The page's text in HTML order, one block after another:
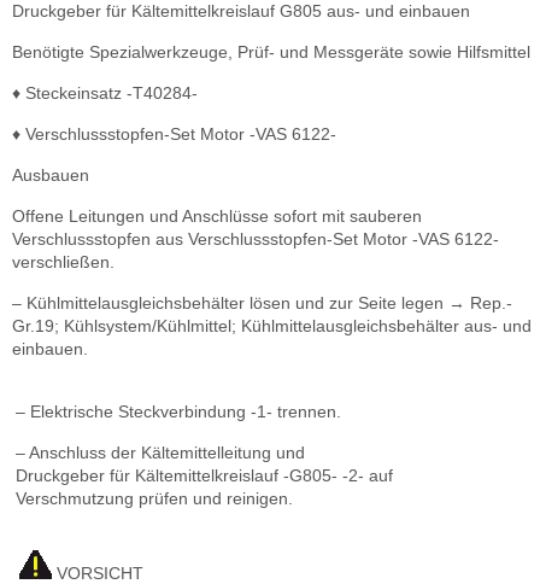
Druckgeber für Kältemittelkreislauf G805 aus- und einbauen
Benötigte Spezialwerkzeuge, Prüf- und Messgeräte sowie Hilfsmittel
♦ Steckeinsatz -T40284-
♦ Verschlussstopfen-Set Motor -VAS 6122-
Ausbauen
Offene Leitungen und Anschlüsse sofort mit sauberen
Verschlussstopfen aus Verschlussstopfen-Set Motor -VAS 6122-
verschließen.
– Kühlmittelausgleichsbehälter lösen und zur Seite legen → Rep.-
Gr.19; Kühlsystem/Kühlmittel; Kühlmittelausgleichsbehälter aus- und
einbauen.
– Elektrische Steckverbindung -1- trennen.
– Anschluss der Kältemittelleitung und
Druckgeber für Kältemittelkreislauf -G805- -2- auf
Verschmutzung prüfen und reinigen.
VORSICHT